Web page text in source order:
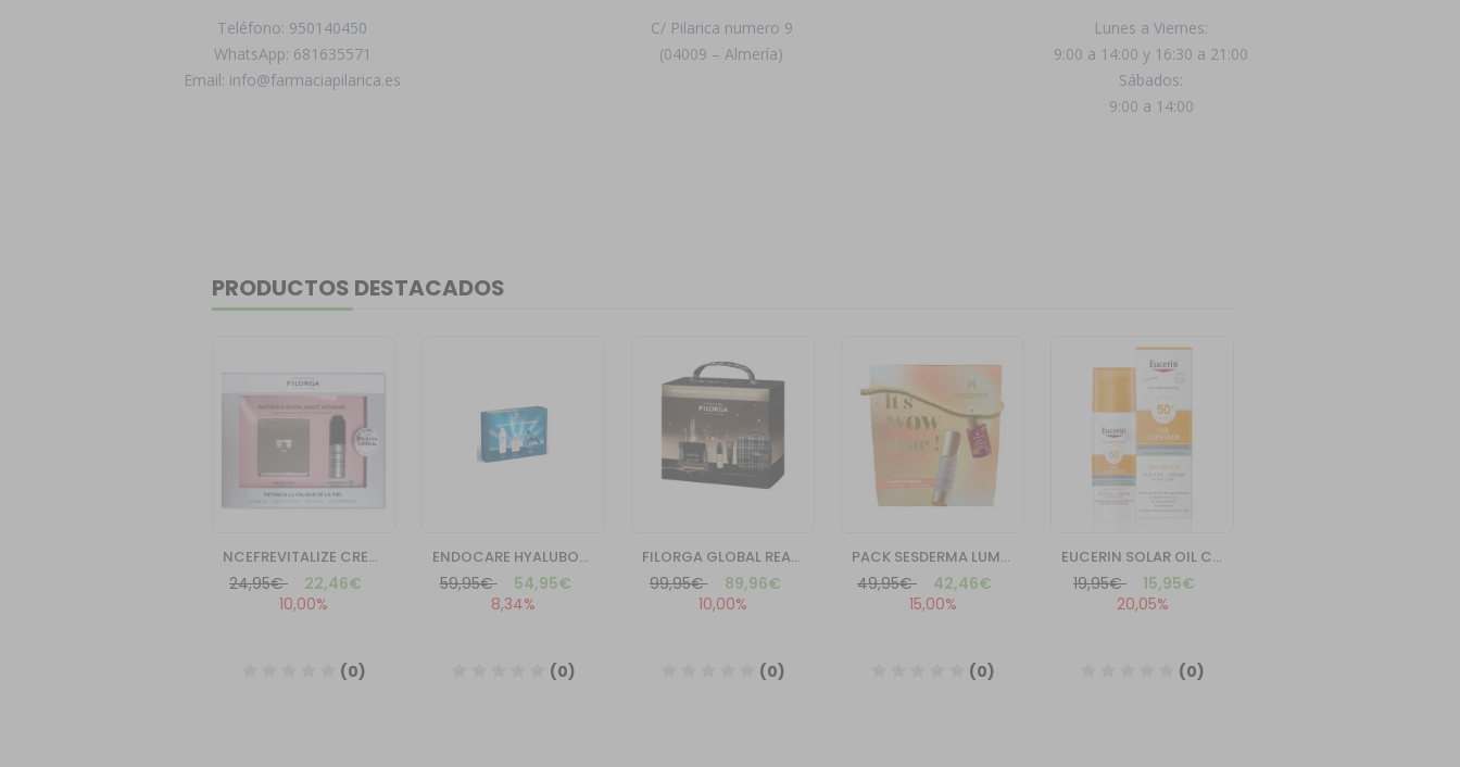
Teléfono: 950140450
WhatsApp: 681635571
Email: info@farmaciapilarica.es
C/ Pilarica numero 9
(04009 – Almería)
Lunes a Viernes:
9:00 a 14:00 y 16:30 a 21:00
Sábados:
9:00 a 14:00